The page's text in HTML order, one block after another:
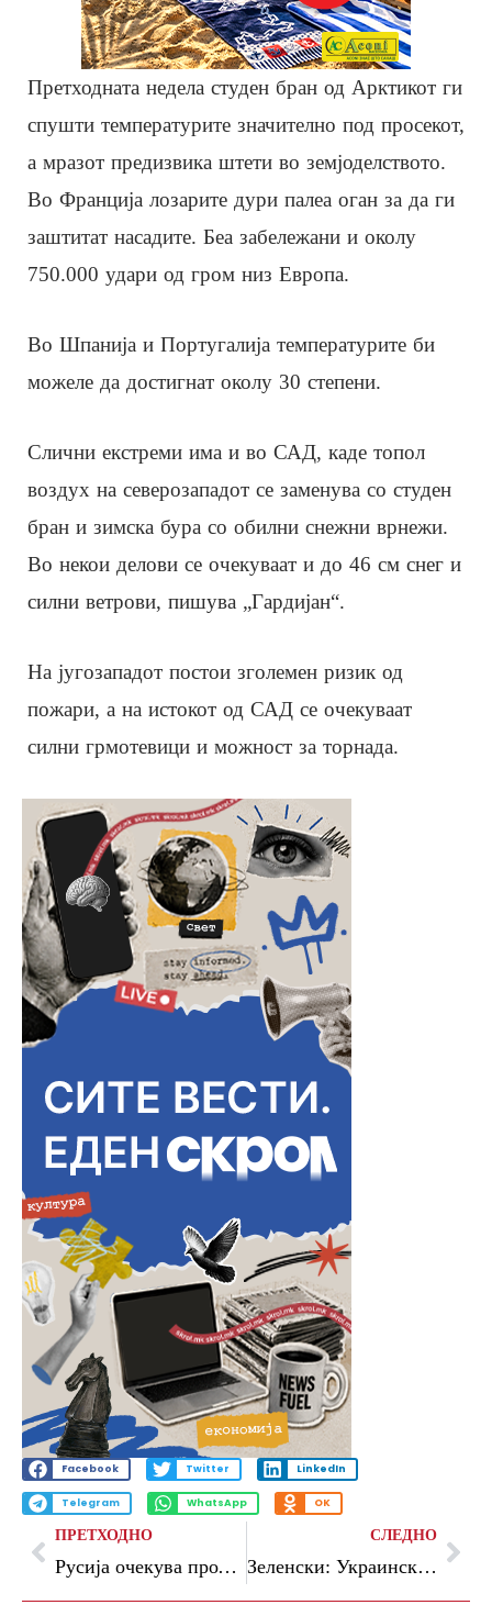
Претходната недела студен бран од Арктикот ги
спушти температурите значително под просекот,
а мразот предизвика штети во земјоделството.
Во Франција лозарите дури палеа оган за да ги
заштитат насадите. Беа забележани и околу
750.000 удари од гром низ Европа.
Во Шпанија и Португалија температурите би
можеле да достигнат околу 30 степени.
Слични екстреми има и во САД, каде топол
воздух на северозападот се заменува со студен
бран и зимска бура со обилни снежни врнежи.
Во некои делови се очекуваат и до 46 см снег и
силни ветрови, пишува „Гардијан“.
На југозападот постои зголемен ризик од
пожари, а на истокот од САД се очекуваат
силни грмотевици и можност за торнада.
Facebook Twitter LinkedIn
Telegram WhatsApp OK
ПРЕТХОДНО
Русија очекува продолжување на мировните преговори за Украина, ги повика САД да се вклучат
СЛЕДНО
Зеленски: Украинските напади сериозно ја погодија руската нафтена индустрија